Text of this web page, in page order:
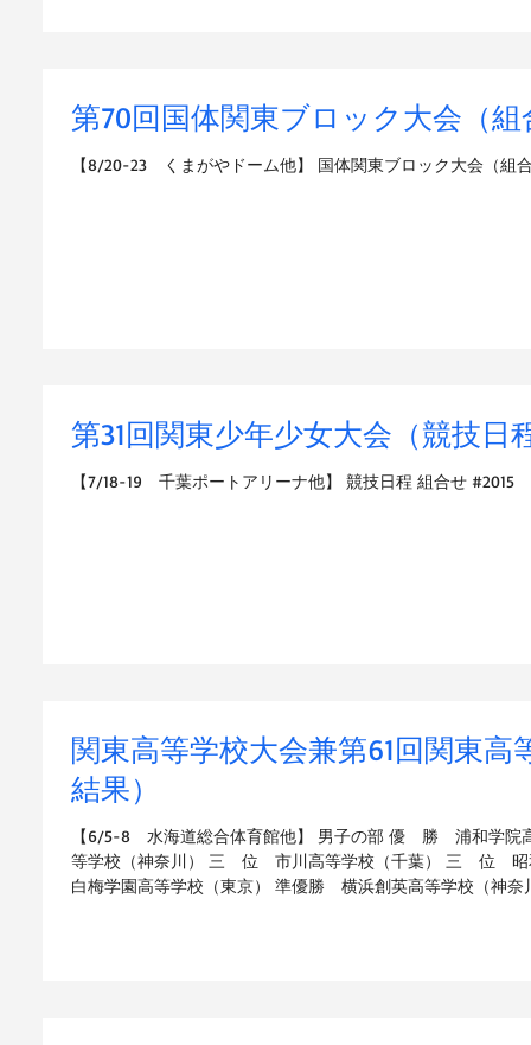
第70回国体関東ブロック大会（組
【8/20-23 くまがやドーム他】 国体関東ブロック大会（組
第31回関東少年少女大会（競技日
【7/18-19 千葉ポートアリーナ他】 競技日程 組合せ #2015
関東高等学校大会兼第61回関東高
結果）
【6/5-8 水海道総合体育館他】 男子の部 優 勝 浦和学院
等学校（神奈川） 三 位 市川高等学校（千葉） 三 位
白梅学園高等学校（東京） 準優勝 横浜創英高等学校（神奈